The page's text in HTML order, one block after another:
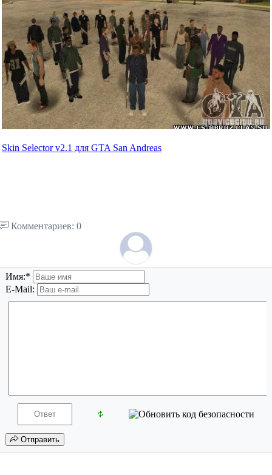
Skin Selector v2.1 для GTA San Andreas
Комментариев: 0
Имя:*
E-Mail:
Отправить